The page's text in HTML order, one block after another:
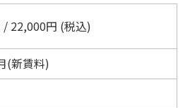
/ 22,000円 (税込)
(新賃料)